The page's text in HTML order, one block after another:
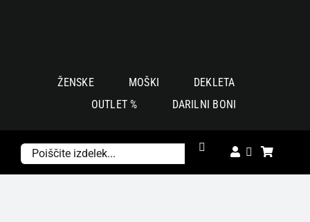
ŽENSKE MOŠKI
DEKLETA
OUTLET %
DARILNI BONI